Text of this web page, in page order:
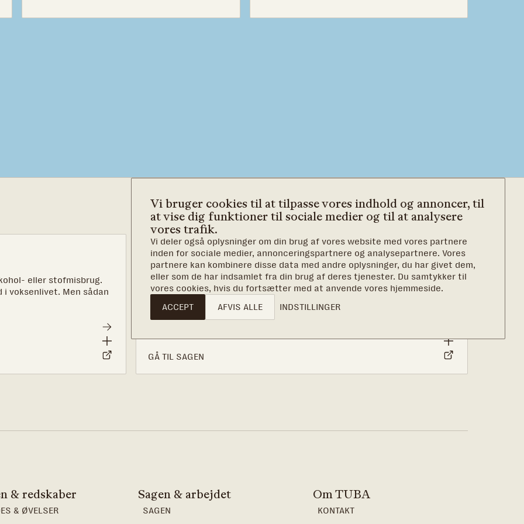
eller stofmisbrug.
i voksenlivet. Men sådan
GÅ TIL SAGEN
Det, vi kæmper for
Hvert år hjælper vi omkring 3.000 børn og unge til at bryde negative
mønstre og skabe en bedre fremtid for dem selv. Støt TUBA og vær med
til at gøre en livsforandrende forskel.
& redskaber
& ØVELSER
Sagen & arbejdet
SAGEN
Om TUBA
KONTAKT
Vi bruger cookies til at tilpasse vores indhold og annoncer, til
at vise dig funktioner til sociale medier og til at analysere
vores trafik.
Vi deler også oplysninger om din brug af vores website med vores partnere
inden for sociale medier, annonceringspartnere og analysepartnere. Vores
partnere kan kombinere disse data med andre oplysninger, du har givet dem,
eller som de har indsamlet fra din brug af deres tjenester. Du samtykker til
vores cookies, hvis du fortsætter med at anvende vores hjemmeside.
ACCEPT AFVIS ALLE INDSTILLINGER